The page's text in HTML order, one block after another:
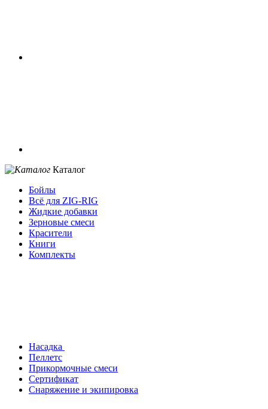
Каталог
Бойлы
Всё для ZIG-RIG
Жидкие добавки
Зерновые смеси
Красители
Книги
Комплекты
Насадка
Пеллетс
Прикормочные смеси
Сертификат
Снаряжение и экипировка